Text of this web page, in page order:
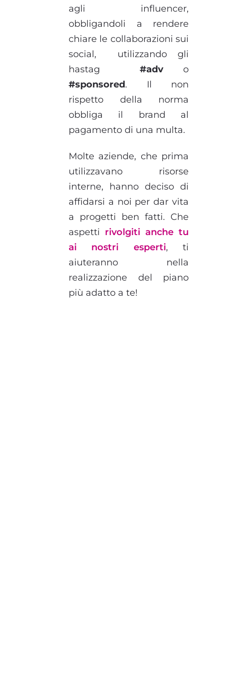
agli influencer,
obbligandoli a rendere
chiare le collaborazioni sui
social, utilizzando gli
hastag #advo
#sponsored. Il non
rispetto della norma
obbliga il brand al
pagamento di una multa.
Molte aziende, che prima
utilizzavano risorse
interne, hanno deciso di
affidarsi a noi per dar vita
a progetti ben fatti. Che
aspetti rivolgiti anche tu
ai nostri esperti, ti
aiuteranno nella
realizzazione del piano
più adatto a te!